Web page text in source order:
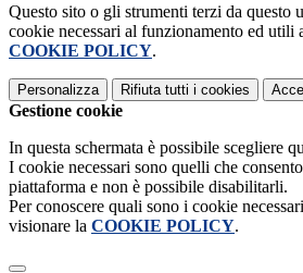
Questo sito o gli strumenti terzi da questo
cookie necessari al funzionamento ed utili
COOKIE POLICY.
Personalizza Rifiuta tutti i cookies
Gestione cookie
In questa schermata è possibile scegliere
I cookie necessari sono quelli che
piattaforma e non è possibile disabilitarli.
Per conoscere quali sono i cookie
visionare la COOKIE POLICY.